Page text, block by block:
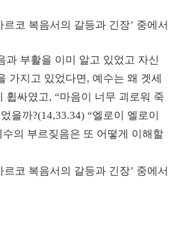
르코 복음서의 갈등과 긴장’ 중에서
과 부활을 이미 알고 있었고 자신
가지고 있었다면, 예수는 왜 겟세
휩싸였고, “마음이 너무 괴로워 죽
을까?(14,33.34) “엘로이 엘로이
의 부르짖음은 또 어떻게 이해할
르코 복음서의 갈등과 긴장’ 중에서